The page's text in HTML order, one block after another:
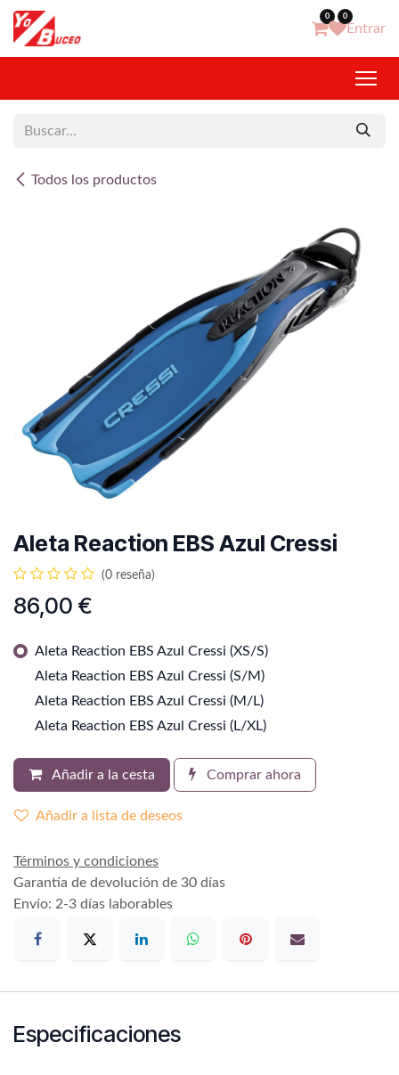
Ir al contenido 0 0
Entrar
Todos los productos
Aleta Reaction EBS Azul Cressi
(0 reseña)
86,00 €
Aleta Reaction EBS Azul Cressi (XS/S)
Aleta Reaction EBS Azul Cressi (S/M)
Aleta Reaction EBS Azul Cressi (M/L)
Aleta Reaction EBS Azul Cressi (L/XL)
Añadir a la cesta Comprar ahora
Añadir a lista de deseos
Términos y condiciones
Garantía de devolución de 30 días
Envío: 2-3 días laborables
Especificaciones